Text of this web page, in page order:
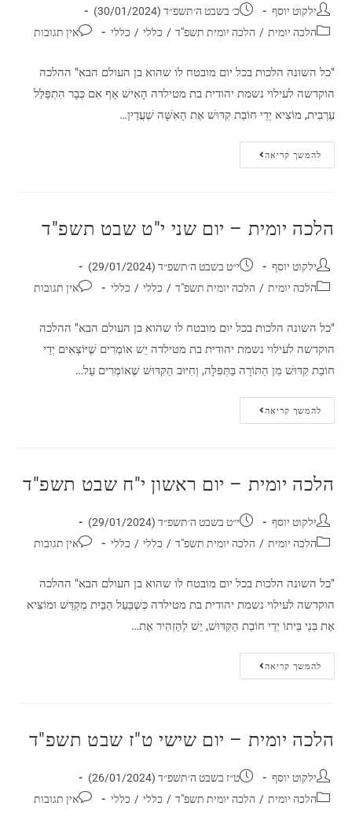
ילקוט יוסף
כ׳ בשבט ה׳תשפ״ד (30/01/2024)
הלכה יומית / הלכה יומית תשפ"ד / כללי / כללי אין תגובות
"כל השונה הלכות בכל יום מובטח לו שהוא בן העולם הבא" ההלכה
הוקדשה לעילוי נשמת יהודית בת מטילדה הָאִישׁ אַף אִם כְּבָר הִתְפַּלֵּל
עַרְבִית, מוֹצִיא יְדֵי חוֹבַת קִדּוּשׁ אֶת הָאִשָּׁה שֶׁעֲדַיִן…
להמשך קריאה
הלכה יומית – יום שני י"ט שבט תשפ"ד
ילקוט יוסף
י״ט בשבט ה׳תשפ״ד (29/01/2024)
הלכה יומית / הלכה יומית תשפ"ד / כללי / כללי אין תגובות
"כל השונה הלכות בכל יום מובטח לו שהוא בן העולם הבא" ההלכה
הוקדשה לעילוי נשמת יהודית בת מטילדה יֵשׁ אוֹמְרִים שֶׁיּוֹצְאִים יְדֵי
חוֹבַת קִדּוּשׁ מִן הַתּוֹרָה בַּתְּפִלָּה, וְחִיּוּב הַקִּדּוּשׁ שֶׁאוֹמְרִים עַל…
להמשך קריאה
הלכה יומית – יום ראשון י"ח שבט תשפ"ד
ילקוט יוסף
י״ט בשבט ה׳תשפ״ד (29/01/2024)
הלכה יומית / הלכה יומית תשפ"ד / כללי / כללי אין תגובות
"כל השונה הלכות בכל יום מובטח לו שהוא בן העולם הבא" ההלכה
הוקדשה לעילוי נשמת יהודית בת מטילדה כְּשֶׁבַּעַל הַבַּיִת מְקַדֵּשׁ וּמוֹצִיא
אֶת בְּנֵי בֵּיתוֹ יְדֵי חוֹבַת הַקִּדּוּשׁ, יֵשׁ לְהַזְהִיר אֶת…
להמשך קריאה
הלכה יומית – יום שישי ט"ז שבט תשפ"ד
ילקוט יוסף
ט״ז בשבט ה׳תשפ״ד (26/01/2024)
הלכה יומית / הלכה יומית תשפ"ד / כללי / כללי אין תגובות